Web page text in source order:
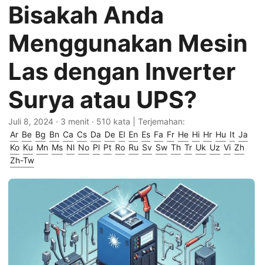
Bisakah Anda
Menggunakan Mesin
Las dengan Inverter
Surya atau UPS?
Juli 8, 2024 · 3 menit · 510 kata | Terjemahan:
Ar Be Bg Bn Ca Cs Da De El En Es Fa Fr He Hi Hr Hu It Ja
Ko Ku Mn Ms Nl No Pl Pt Ro Ru Sv Sw Th Tr Uk Uz Vi Zh
Zh-Tw